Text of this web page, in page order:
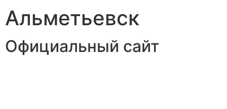
Альметьевск
Официальный сайт